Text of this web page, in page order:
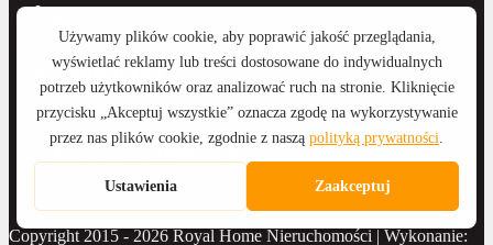
Anna Wyka
Katarzyna Witkowska
Copyright 2015 - 2026 Royal Home Nieruchomości | Wykonanie: